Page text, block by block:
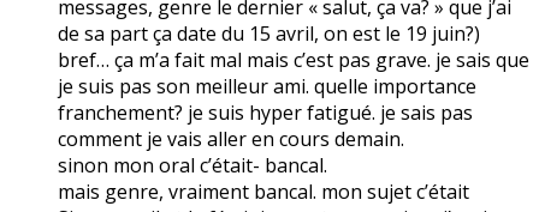
messages, genre le dernier « salut, ça va? » que j’ai
de sa part ça date du 15 avril, on est le 19 juin?)
bref… ça m’a fait mal mais c’est pas grave. je sais que
je suis pas son meilleur ami. quelle importance
franchement? je suis hyper fatigué. je sais pas
comment je vais aller en cours demain.
sinon mon oral c’était- bancal.
mais genre, vraiment bancal. mon sujet c’était